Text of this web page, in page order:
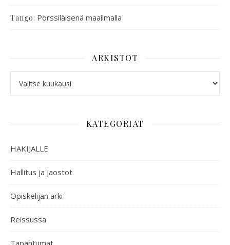
Tango: Pörssiläisenä maailmalla
ARKISTOT
KATEGORIAT
HAKIJALLE
Hallitus ja jaostot
Opiskelijan arki
Reissussa
Tapahtumat